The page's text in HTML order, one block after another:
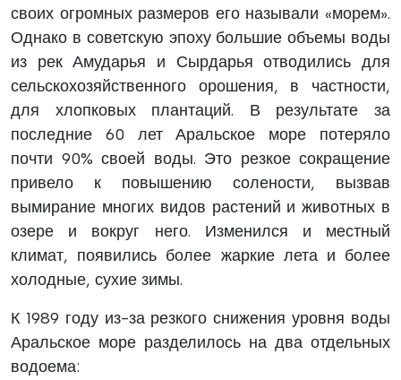
своих огромных размеров его называли «морем».
Однако в советскую эпоху большие объемы воды
из рек Амударья и Сырдарья отводились для
сельскохозяйственного орошения, в частности,
для хлопковых плантаций. В результате за
последние 60 лет Аральское море потеряло
почти 90% своей воды. Это резкое сокращение
привело к повышению солености, вызвав
вымирание многих видов растений и животных в
озере и вокруг него. Изменился и местный
климат, появились более жаркие лета и более
холодные, сухие зимы.
К 1989 году из-за резкого снижения уровня воды
Аральское море разделилось на два отдельных
водоема: